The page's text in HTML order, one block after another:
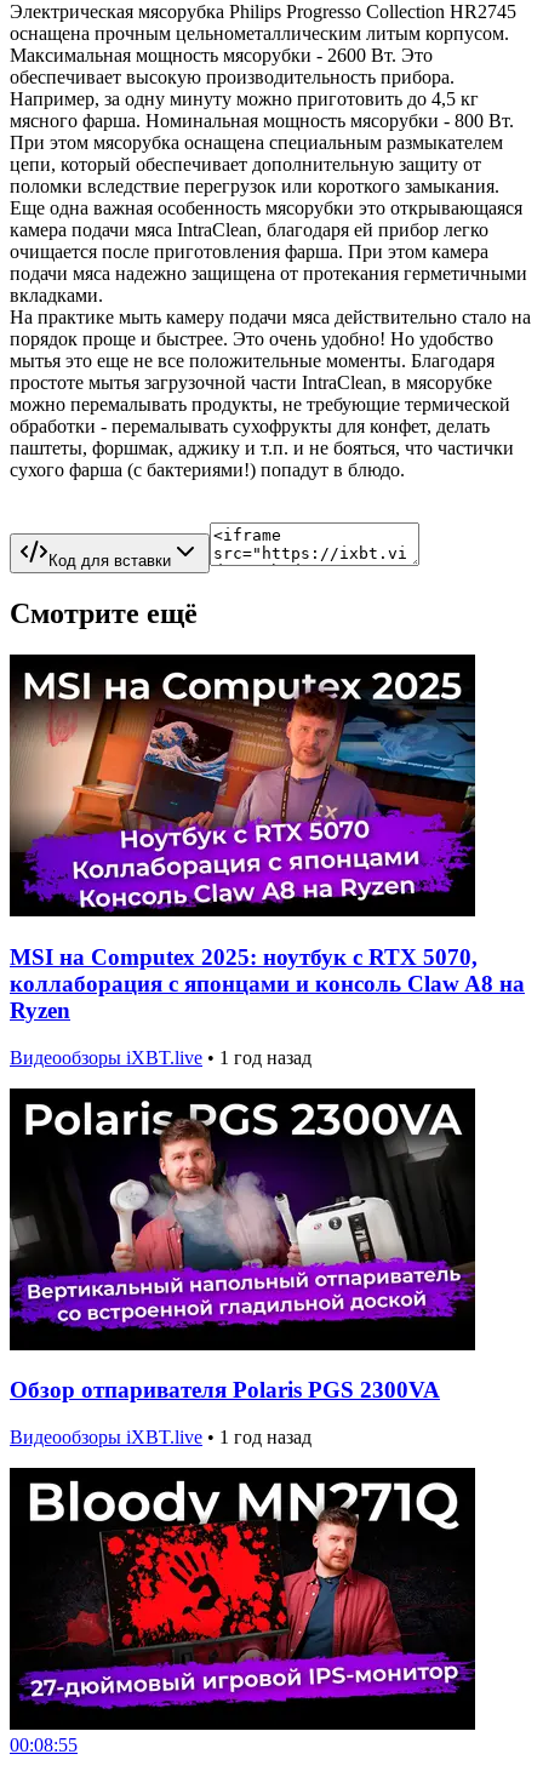
Электрическая мясорубка Philips Progresso Collection HR2745
оснащена прочным цельнометаллическим литым корпусом.
Максимальная мощность мясорубки - 2600 Вт. Это
обеспечивает высокую производительность прибора.
Например, за одну минуту можно приготовить до 4,5 кг
мясного фарша. Номинальная мощность мясорубки - 800 Вт.
При этом мясорубка оснащена специальным размыкателем
цепи, который обеспечивает дополнительную защиту от
поломки вследствие перегрузок или короткого замыкания.
Еще одна важная особенность мясорубки это открывающаяся
камера подачи мяса IntraClean, благодаря ей прибор легко
очищается после приготовления фарша. При этом камера
подачи мяса надежно защищена от протекания герметичными
вкладками.
На практике мыть камеру подачи мяса действительно стало на
порядок проще и быстрее. Это очень удобно! Но удобство
мытья это еще не все положительные моменты. Благодаря
простоте мытья загрузочной части IntraClean, в мясорубке
можно перемалывать продукты, не требующие термической
обработки - перемалывать сухофрукты для конфет, делать
паштеты, форшмак, аджику и т.п. и не бояться, что частички
сухого фарша (с бактериями!) попадут в блюдо.
Код для вставки
Смотрите ещё
MSI на Computex 2025: ноутбук с RTX 5070,
коллаборация с японцами и консоль Claw A8 на
Ryzen
Видеообзоры iXBT.live • 1 год назад
Обзор отпаривателя Polaris PGS 2300VA
Видеообзоры iXBT.live • 1 год назад
00:08:55